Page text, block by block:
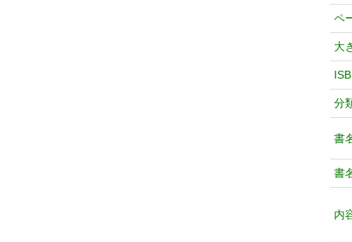
ペ
大
分
書
書
内